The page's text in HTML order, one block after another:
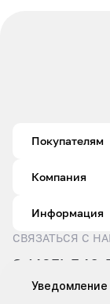
Покупателям
Компания
Информация
СВЯЗАТЬСЯ С
8 (495) 540-
sale@rtp.ru